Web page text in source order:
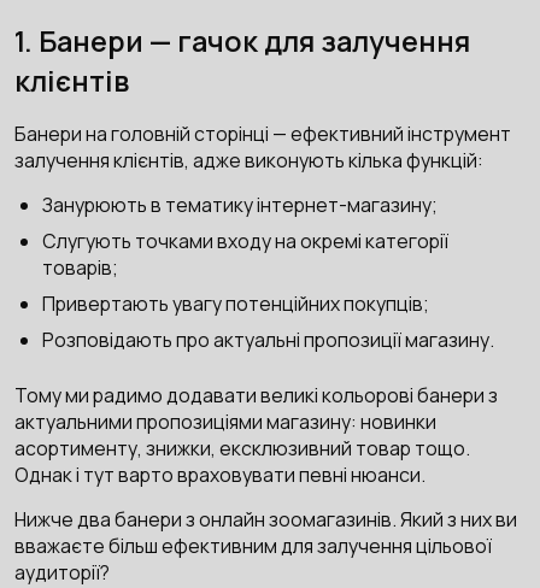
1. Банери — гачок для залучення
клієнтів
Банери на головній сторінці — ефективний інструмент
залучення клієнтів, адже виконують кілька функцій:
Занурюють в тематику інтернет-магазину;
Слугують точками входу на окремі категорії
товарів;
Привертають увагу потенційних покупців;
Розповідають про актуальні пропозиції магазину.
Тому ми радимо додавати великі кольорові банери з
актуальними пропозиціями магазину: новинки
асортименту, знижки, ексклюзивний товар тощо.
Однак і тут варто враховувати певні нюанси.
Нижче два банери з онлайн зоомагазинів. Який з них ви
вважаєте більш ефективним для залучення цільової
аудиторії?